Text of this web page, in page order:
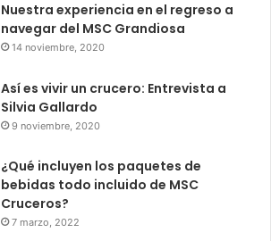
Nuestra experiencia en el regreso a
navegar del MSC Grandiosa
14 noviembre, 2020
Así es vivir un crucero: Entrevista a
Silvia Gallardo
9 noviembre, 2020
¿Qué incluyen los paquetes de
bebidas todo incluido de MSC
Cruceros?
7 marzo, 2022